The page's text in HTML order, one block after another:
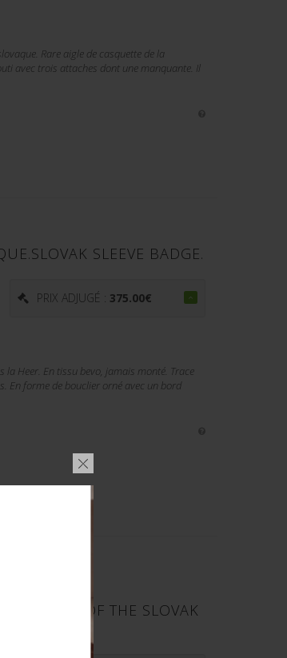
Rare aigle de casquette de la
avec trois attaches dont une manquante. Il
SLEEVE BADGE.
PRIX ADJUGÉ : 375.00€
la Heer. En tissu bevo, jamais monté. Trace
En forme de bouclier orné avec un bord
EAGLE OF THE SLOVAK